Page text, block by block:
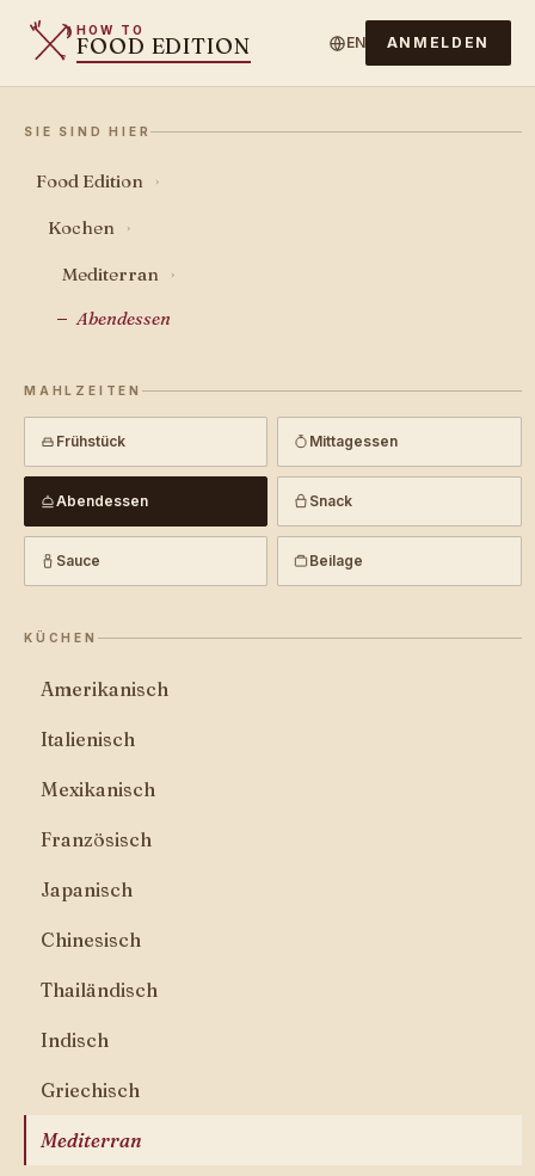
HOW TO
FOOD EDITION EN ANMELDEN
SIE SIND HIER
Food Edition ›
Kochen ›
Mediterran ›
Abendessen
MAHLZEITEN
Frühstück Mittagessen
Abendessen Snack
Sauce Beilage
KÜCHEN
Amerikanisch
Italienisch
Mexikanisch
Französisch
Japanisch
Chinesisch
Thailändisch
Indisch
Griechisch
Mediterran